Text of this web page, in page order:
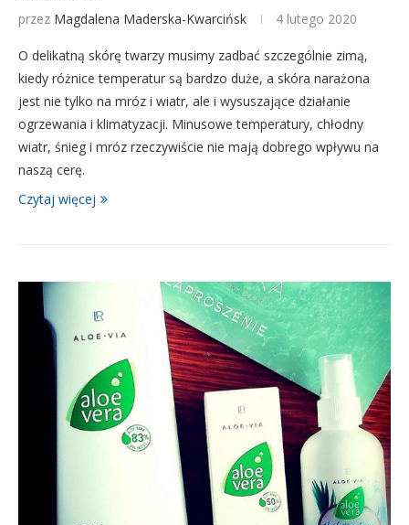
przez Magdalena Maderska-Kwarcińsk 4 lutego 2020
O delikatną skórę twarzy musimy zadbać szczególnie zimą,
kiedy różnice temperatur są bardzo duże, a skóra narażona
jest nie tylko na mróz i wiatr, ale i wysuszające działanie
ogrzewania i klimatyzacji. Minusowe temperatury, chłodny
wiatr, śnieg i mróz rzeczywiście nie mają dobrego wpływu na
naszą cerę.
Czytaj więcej